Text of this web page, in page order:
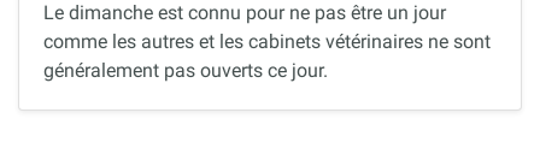
Le dimanche est connu pour ne pas être un jour
comme les autres et les cabinets vétérinaires ne sont
généralement pas ouverts ce jour.